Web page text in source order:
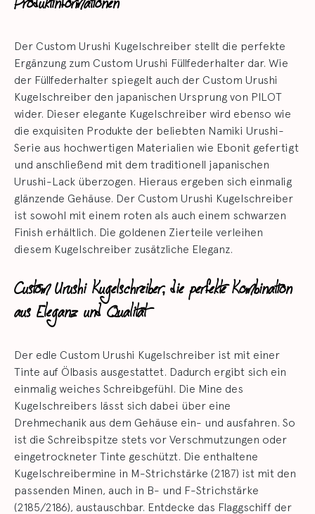
Der Custom Urushi Kugelschreiber stellt die perfekte
Ergänzung zum Custom Urushi Füllfederhalter dar. Wie
der Füllfederhalter spiegelt auch der Custom Urushi
Kugelschreiber den japanischen Ursprung von PILOT
wider. Dieser elegante Kugelschreiber wird ebenso wie
die exquisiten Produkte der beliebten Namiki Urushi-
Serie aus hochwertigen Materialien wie Ebonit gefertigt
und anschließend mit dem traditionell japanischen
Urushi-Lack überzogen. Hieraus ergeben sich einmalig
glänzende Gehäuse. Der Custom Urushi Kugelschreiber
ist sowohl mit einem roten als auch einem schwarzen
Finish erhältlich. Die goldenen Zierteile verleihen
diesem Kugelschreiber zusätzliche Eleganz.
Custom Urushi Kugelschreiber, die perfekte Kombination
aus Eleganz und Qualität
Der edle Custom Urushi Kugelschreiber ist mit einer
Tinte auf Ölbasis ausgestattet. Dadurch ergibt sich ein
einmalig weiches Schreibgefühl. Die Mine des
Kugelschreibers lässt sich dabei über eine
Drehmechanik aus dem Gehäuse ein- und ausfahren. So
ist die Schreibspitze stets vor Verschmutzungen oder
eingetrockneter Tinte geschützt. Die enthaltene
Kugelschreibermine in M-Strichstärke (2187) ist mit den
passenden Minen, auch in B- und F-Strichstärke
(2185/2186), austauschbar. Entdecke das Flaggschiff der